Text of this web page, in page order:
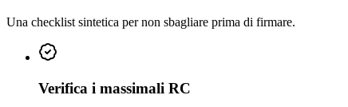
Una checklist sintetica per non sbagliare prima di firmare.
Verifica i massimali RC